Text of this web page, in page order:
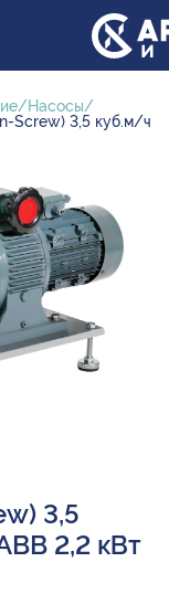
Насосы
Screw) 3,5 куб.м/ч
3,5
2,2 кВт